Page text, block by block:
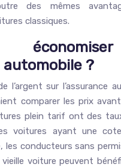
des mêmes
classiques.
automobile ?
l’argent sur l’assurance
comparer les prix
plein tarif ont des
voitures ayant une
les conducteurs sans
voiture peuvent